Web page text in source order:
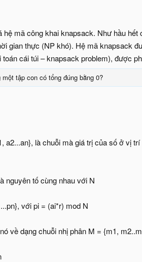
hệ mã công khai knapsack. Như hầu
gian thực (NP khó). Hệ mã knapsack
cái túi – knapsack problem), được
tập con có tổng đúng bằng 0?
a2...an}, là chuỗi mà giá trị của số ở vị
nguyên tố cùng nhau với N
với pi = (ai*r) mod N
về dạng chuỗi nhị phân M = {m1,